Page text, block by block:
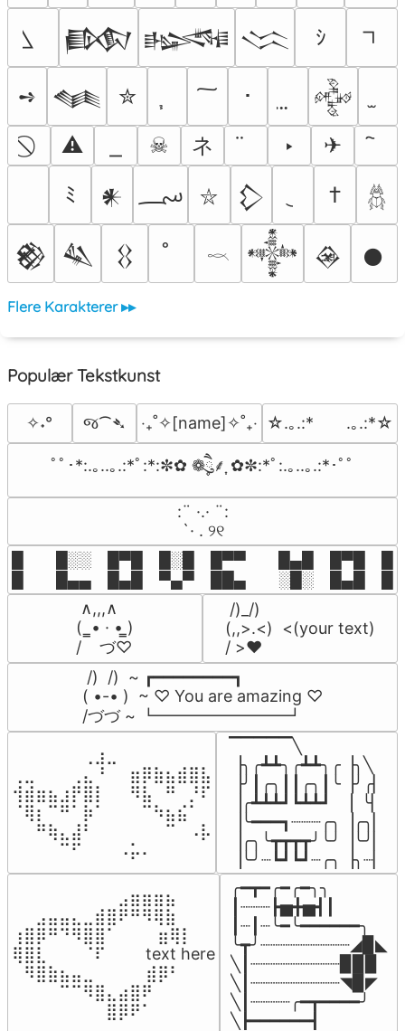
𒁃 𒈙 𒈱 ｼ
➺ 𒈝 ✮ ･
𒅒
⚠
☠ ネ ‣
✈
ﾐ
𒀭 ؄ ⛥ 𒁷 † 𓆣
𒆙 𒈑 𒌐 𓎖 𒀱 𒊲 𒊹
Flere Karakterer ▸▸
Populær Tekstkunst
✧˖° જ⁀➴ ‎‧₊˚✧[name]✧˚₊‧ ☆.｡.:*　　.｡.:*☆
ﾟﾟ･*:.｡..｡.:*ﾟ:*:✼✿ ❁ཻུ۪۪⸙͎ ✿✼:*ﾟ:.｡..｡.:*･ﾟﾟ
⠀:¨ ·.· ¨:⠀
⠀ `· . ୨୧⠀
█  █░░ █▀█ █░█ █▀▀  █▄█ █▀█
█  █▄▄ █▄█ ▀▄▀ ██▄  ░█░ █▄█
∧,,,∧
(  ̳• · • ̳)
/    づ♡
/)_/)
(,,>.<)  <(your text)
/ >❤️
/)  /)  ~ ┏━━━━━━━━┓
( •-• )  ~ ♡ You are amazing ♡
/づづ ~ ┗━━━━━━━━┛
⠀⠀⠀⠀⠀⠀⢀⣰⣀⠀⠀⠀⠀⠀⠀⠀⠀
⢀⣀⠀⠀⠀⢀⣄⠘⠀⠀⣶⡿⣷⣦⣾⣿⣧
⢺⣾⣶⣦⣰⡟⣿⡇⠀⠀⠻⣧⠀⠛⠀⡘⠏
⠈⢿⡆⠉⠛⠁⡷⠁⠀⠀⠀⠉⠳⣦⣮⠁⠀
⠀⠀⠛⢷⣄⣼⠃⠀⠀⠀⠀⠀⠀⠉⠀⠠⡧
⠀⠀⠀⠀⠉⠋⠀⠀⠀⠠⡥⠄⠀⠀⠀⠀⠀
▔▔▔▔▔╲
▕╮╭┻┻╮╭┻┻╮╭▕╮╲
▕╯┃╭╮┃┃╭╮┃╰▕╯╭▏
▕╭┻┻┻┛┗┻┻┛  ▕  ╰▏
▕╰━━━┓┈┈┈╭╮▕╭╮▏
▕╭╮╰┳┳┳┳╯╰╯▕╰╯▏
▕╰╯┈┗┛┗┛┈╭╮▕╮┈▏
⠀⠀⠀⠀⠀⠀⠀⠀⠀⣠⣶⣶⣶⣦⠀⠀
⠀⠀⣠⣤⣤⣄⣀⣾⣿⠟⠛⠻⢿⣷⠀
⢰⣿⡿⠛⠙⠻⣿⣿⠁⠀⠀ ⠀⣶⢿⡇
⢿⣿⣇⠀⠀⠀⠈⠏⠀⠀⠀ text here
⠀⠻⣿⣷⣦⣤⣀⠀⠀⠀ ⠀⣾⡿⠃⠀
⠀⠀⠀⠀⠉⠉⠻⣿⣄⣴⣿⠟⠀⠀⠀
⠀⠀⠀⠀⠀⠀⠀⠀⣿⡿⠟⠁⠀⠀⠀
╭━┳━╭━╭━╮╮
┃┈┈┈┣▅╋▅┫┃
┃┈┃┈╰━╰━━━━━━╮
╰┳╯┈┈┈┈┈┈┈┈┈◢▉◣
╲┃┈┈┈┈┈┈┈┈┈▉▉▉
╲┃┈┈┈┈┈┈┈┈┈◥▉◤
╲┃┈┈┈┈╭━┳━━━━╯
╲┣━━━━━━┫﻿